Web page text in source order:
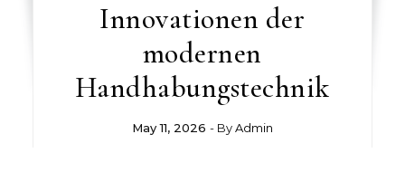
Innovationen der
modernen
Handhabungstechnik
May 11, 2026 - ByAdmin